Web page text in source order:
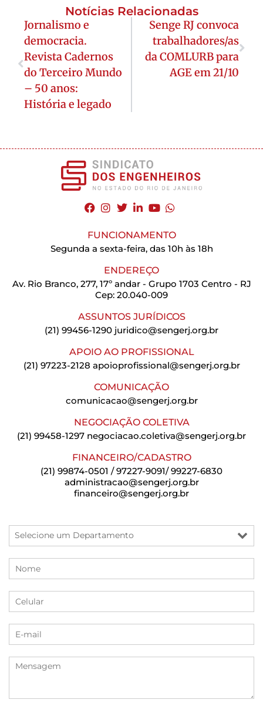
Notícias Relacionadas
Jornalismo e
democracia.
Revista Cadernos
do Terceiro Mundo
– 50 anos:
História e legado
Senge RJ convoca
trabalhadores/as
da COMLURB para
AGE em 21/10
FUNCIONAMENTO
Segunda a sexta-feira, das 10h às 18h
ENDEREÇO
Av. Rio Branco, 277, 17º andar - Grupo 1703 Centro - RJ
Cep: 20.040-009
ASSUNTOS JURÍDICOS
(21) 99456-1290 juridico@sengerj.org.br
APOIO AO PROFISSIONAL
(21) 97223-2128 apoioprofissional@sengerj.org.br
COMUNICAÇÃO
comunicacao@sengerj.org.br
NEGOCIAÇÃO COLETIVA
(21) 99458-1297 negociacao.coletiva@sengerj.org.br
FINANCEIRO/CADASTRO
(21) 99874-0501 / 97227-9091/ 99227-6830
administracao@sengerj.org.br
financeiro@sengerj.org.br